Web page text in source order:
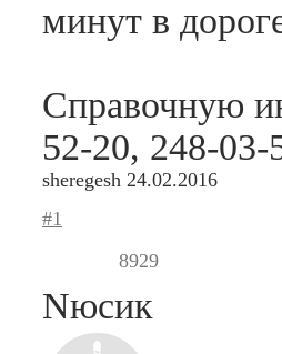
минут в
Справочную
52-20, 248-03-
sheregesh 24.02.2016
#1
8929
Nюсик